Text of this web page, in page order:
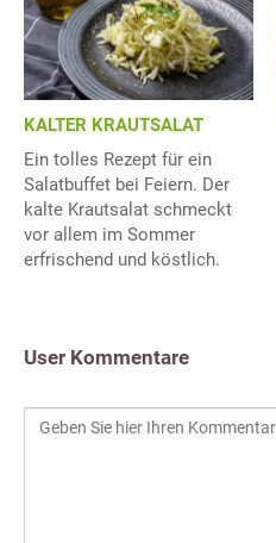
KALTER KRAUTSALAT
Ein tolles Rezept für ein
Salatbuffet bei Feiern. Der
kalte Krautsalat schmeckt
vor allem im Sommer
erfrischend und köstlich.
User Kommentare